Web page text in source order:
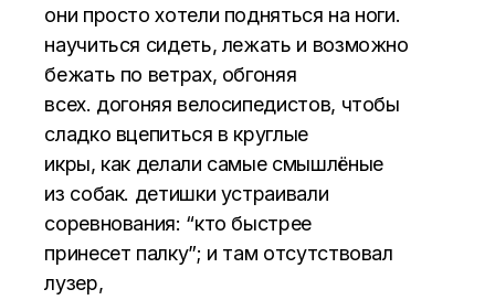
они просто хотели подняться на ноги.
научиться сидеть, лежать и возможно
бежать по ветрах, обгоняя
всех. догоняя велосипедистов, чтобы
сладко вцепиться в круглые
икры, как делали самые смышлёные
из собак. детишки устраивали
соревнования: “кто быстрее
принесет палку”; и там отсутствовал
лузер,